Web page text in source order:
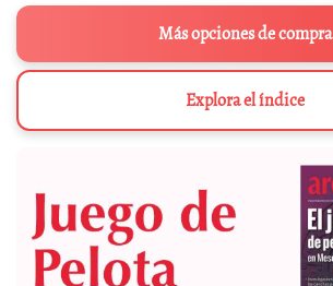
Más opciones de compra
Explora el índice